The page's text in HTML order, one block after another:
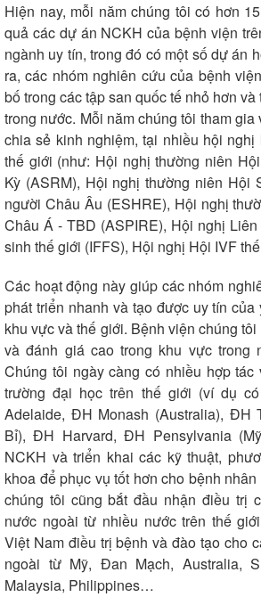
Hạt
Hiện nay, mỗi năm chúng tôi có hơn
quả các dự án NCKH của bệnh viện
ngành uy tín, trong đó có một số dự án
ra, các nhóm nghiên cứu của bệnh
bố trong các tập san quốc tế nhỏ hơn
trong nước. Mỗi năm chúng tôi tham
chia sẻ kinh nghiệm, tại nhiều hội
thế giới (như: Hội nghị thường niên
Kỳ (ASRM), Hội nghị thường niên Hội
người Châu Âu (ESHRE), Hội nghị
Châu Á - TBD (ASPIRE), Hội nghị
sinh thế giới (IFFS), Hội nghị Hội IVF
Các hoạt động này giúp các nhóm
phát triển nhanh và tạo được uy tín
khu vực và thế giới. Bệnh viện chúng
và đánh giá cao trong khu vực trong
Chúng tôi ngày càng có nhiều hợp
trường đại học trên thế giới (ví dụ
Adelaide, ĐH Monash (Australia), ĐH
Bỉ), ĐH Harvard, ĐH Pensylvania
NCKH và triển khai các kỹ thuật,
khoa để phục vụ tốt hơn cho bệnh
chúng tôi cũng bắt đầu nhận điều trị
nước ngoài từ nhiều nước trên thế
Việt Nam điều trị bệnh và đào tạo cho
ngoài từ Mỹ, Đan Mạch, Australia,
Malaysia, Philippines…